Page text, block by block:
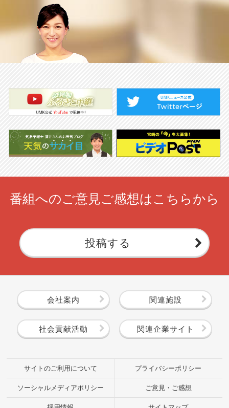
番組へのご意見ご感想はこちらから
投稿する
会社案内 関連施設
社会貢献活動 関連企業サイト
サイトのご利用について プライバシーポリシー
ソーシャルメディアポリシー ご意見・ご感想